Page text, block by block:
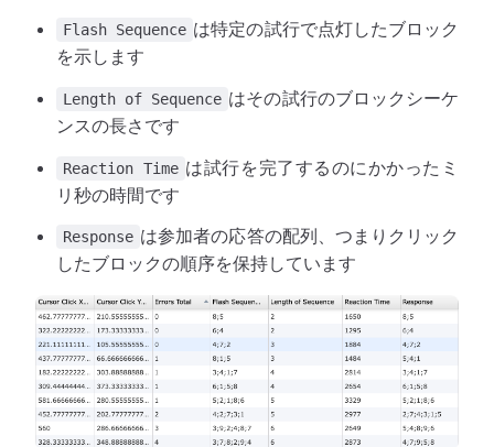
Flash Sequence は特定の試行で点灯したブロック
を示します
Length of Sequence はその試行のブロックシーケ
ンスの長さです
Reaction Time は試行を完了するのにかかったミ
リ秒の時間です
Response は参加者の応答の配列、つまりクリック
したブロックの順序を保持しています